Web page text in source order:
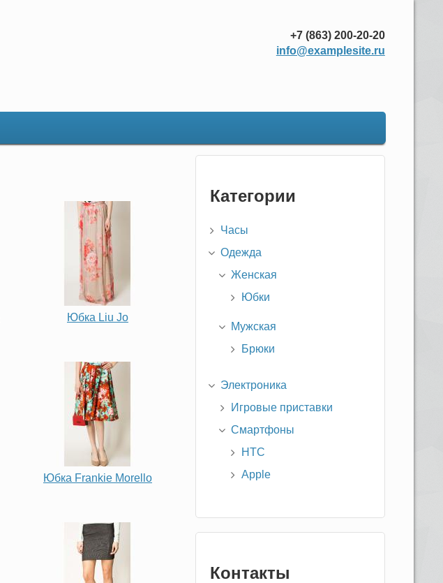
+7 (863) 200-20-20
info@examplesite.ru
Юбка Liu Jo
Юбка Frankie Morello
Категории
Часы
Одежда
Женская
Юбки
Мужская
Брюки
Электроника
Игровые приставки
Смартфоны
HTC
Apple
Контакты